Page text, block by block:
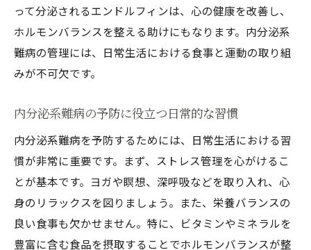
って分泌されるエンドルフィンは、心の健康を改善し、
ホルモンバランスを整える助けにもなります。内分泌系
難病の管理には、日常生活における食事と運動の取り組
みが不可欠です。
内分泌系難病の予防に役立つ日常的な習慣
内分泌系難病を予防するためには、日常生活における習
慣が非常に重要です。まず、ストレス管理を心がけるこ
とが基本です。ヨガや瞑想、深呼吸などを取り入れ、心
身のリラックスを図りましょう。また、栄養バランスの
良い食事も欠かせません。特に、ビタミンやミネラルを
豊富に含む食品を摂取することでホルモンバランスが整